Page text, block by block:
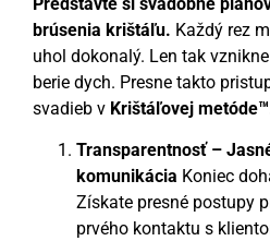
brúsenia krištáľu. Každý rez
uhol dokonalý. Len tak
berie dych. Presne takto
svadieb v Krištáľovej
Transparentnosť –
komunikácia Koniec
Získate presné postupy
prvého kontaktu s